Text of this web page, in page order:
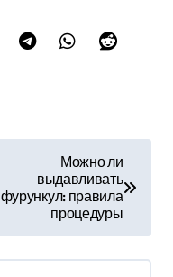
Можно ли
выдавливать
фурункул: правила
процедуры